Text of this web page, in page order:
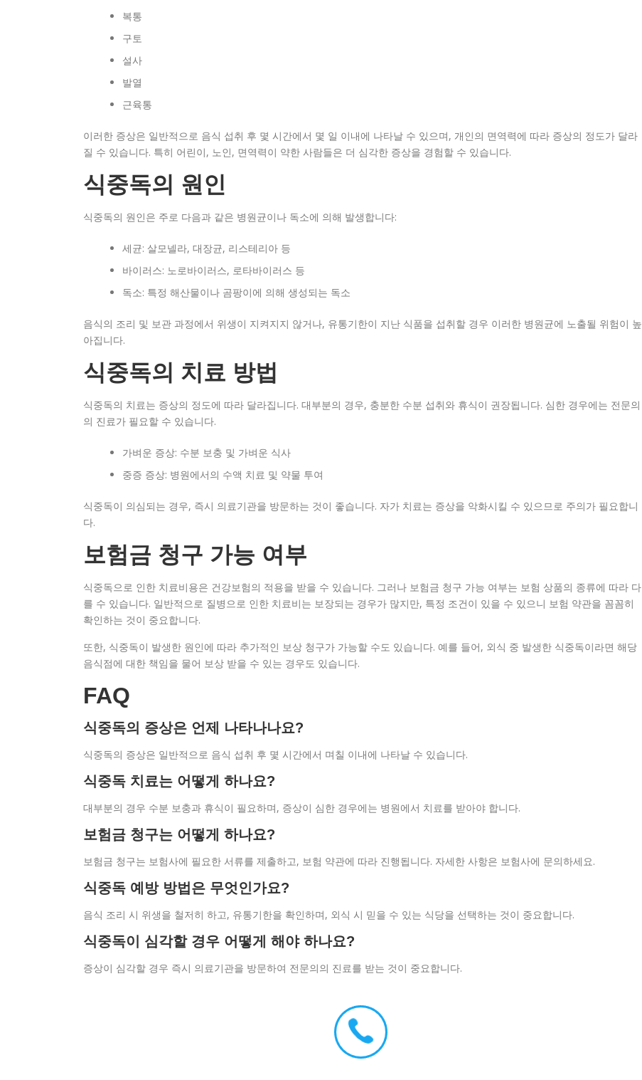
복통
구토
설사
발열
근육통
이러한 증상은 일반적으로 음식 섭취 후 몇 시간에서 몇 일 이내에 나타날 수 있으며, 개인의 면역력에 따라 증상의 정도가 달라
질 수 있습니다. 특히 어린이, 노인, 면역력이 약한 사람들은 더 심각한 증상을 경험할 수 있습니다.
식중독의 원인
식중독의 원인은 주로 다음과 같은 병원균이나 독소에 의해 발생합니다:
세균: 살모넬라, 대장균, 리스테리아 등
바이러스: 노로바이러스, 로타바이러스 등
독소: 특정 해산물이나 곰팡이에 의해 생성되는 독소
음식의 조리 및 보관 과정에서 위생이 지켜지지 않거나, 유통기한이 지난 식품을 섭취할 경우 이러한 병원균에 노출될 위험이 높
아집니다.
식중독의 치료 방법
식중독의 치료는 증상의 정도에 따라 달라집니다. 대부분의 경우, 충분한 수분 섭취와 휴식이 권장됩니다. 심한 경우에는 전문의
의 진료가 필요할 수 있습니다.
가벼운 증상: 수분 보충 및 가벼운 식사
중증 증상: 병원에서의 수액 치료 및 약물 투여
식중독이 의심되는 경우, 즉시 의료기관을 방문하는 것이 좋습니다. 자가 치료는 증상을 악화시킬 수 있으므로 주의가 필요합니
다.
보험금 청구 가능 여부
식중독으로 인한 치료비용은 건강보험의 적용을 받을 수 있습니다. 그러나 보험금 청구 가능 여부는 보험 상품의 종류에 따라 다
를 수 있습니다. 일반적으로 질병으로 인한 치료비는 보장되는 경우가 많지만, 특정 조건이 있을 수 있으니 보험 약관을 꼼꼼히
확인하는 것이 중요합니다.
또한, 식중독이 발생한 원인에 따라 추가적인 보상 청구가 가능할 수도 있습니다. 예를 들어, 외식 중 발생한 식중독이라면 해당
음식점에 대한 책임을 물어 보상 받을 수 있는 경우도 있습니다.
FAQ
식중독의 증상은 언제 나타나나요?
식중독의 증상은 일반적으로 음식 섭취 후 몇 시간에서 며칠 이내에 나타날 수 있습니다.
식중독 치료는 어떻게 하나요?
대부분의 경우 수분 보충과 휴식이 필요하며, 증상이 심한 경우에는 병원에서 치료를 받아야 합니다.
보험금 청구는 어떻게 하나요?
보험금 청구는 보험사에 필요한 서류를 제출하고, 보험 약관에 따라 진행됩니다. 자세한 사항은 보험사에 문의하세요.
식중독 예방 방법은 무엇인가요?
음식 조리 시 위생을 철저히 하고, 유통기한을 확인하며, 외식 시 믿을 수 있는 식당을 선택하는 것이 중요합니다.
식중독이 심각할 경우 어떻게 해야 하나요?
증상이 심각할 경우 즉시 의료기관을 방문하여 전문의의 진료를 받는 것이 중요합니다.